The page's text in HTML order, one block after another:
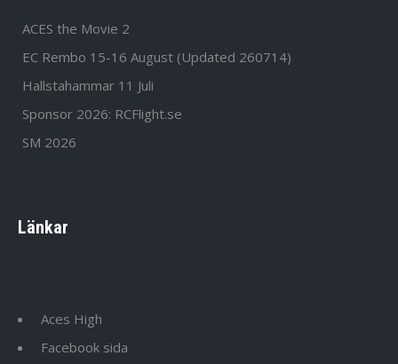
ACES the Movie 2
EC Rembo 15-16 August (Updated 260714)
Hallstahammar 11 Juli
Sponsor 2026: RCFlight.se
SM 2026
Länkar
Aces High
Facebook sida